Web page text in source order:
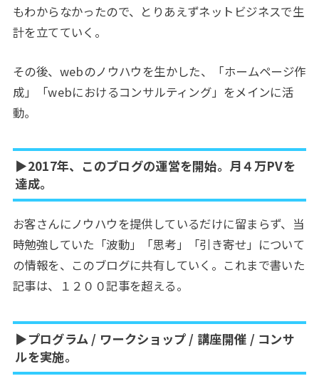
もわからなかったので、とりあえずネットビジネスで生
計を立てていく。
その後、webのノウハウを生かした、「ホームページ作
成」「webにおけるコンサルティング」をメインに活
動。
▶︎2017年、このブログの運営を開始。月４万PVを
達成。
お客さんにノウハウを提供しているだけに留まらず、当
時勉強していた「波動」「思考」「引き寄せ」について
の情報を、このブログに共有していく。これまで書いた
記事は、１２００記事を超える。
▶︎プログラム / ワークショップ / 講座開催 / コンサ
ルを実施。